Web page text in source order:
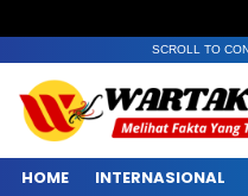
SCROLL TO
HOME INTERNASIONAL